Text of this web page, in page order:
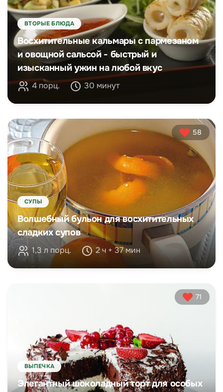
ВТОРЫЕ БЛЮДА
Восхитительные кальмары с пармезаном
и овощной сальсой - быстрый и
изысканный ужин на любой вкус
4 порц. 30 минут
58
СУПЫ
Волшебный бульон для восхитительных
сладких супов
1,3 л порц. 2 ч + 37 мин
71
ВЫПЕЧКА
Элегантный шоколадный торт для особых